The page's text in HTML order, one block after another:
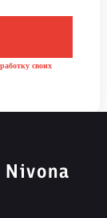
своих
Nivona